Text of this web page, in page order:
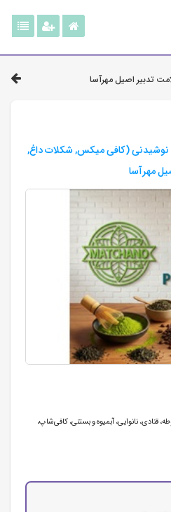
تدبیر اصیل مهرآسا
نوشیدنی (کافی میکس, شکلات داغ,
مهرآسا
،قنادی، نانوایی، آبمیوه و بستنی،کافی‌شاپ،